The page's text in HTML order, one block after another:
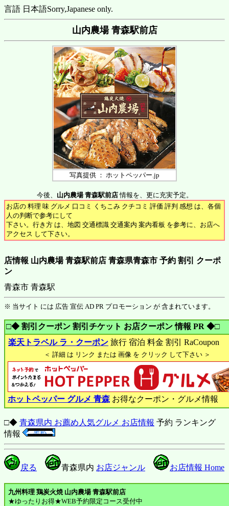
言語 日本語Sorry,Japanese only.
山内農場 青森駅前店
写真提供 ： ホットペッパー.jp
今後、 山内農場 青森駅前店情報を、更に充実予定。
お店の 料理 味 グルメ 口コミ くちこみ クチコミ 評価 評判 感想 は、各個
人の判断で参考にして
下さい。行き方 は、地図 交通標識 交通案内 案内看板 を参考に、お店へ
アクセス して下さい。
店情報 山内農場 青森駅前店 青森県青森市 予約 割引 クーポ
ン
青森市 青森駅
※ 当サイト には 広告 宣伝 AD PR プロモーション が 含まれています。
□◆ 割引クーポン 割引チケット お店クーポン 情報 PR ◆□
楽天トラベル ラ・クーポン 旅行 宿泊 料金 割引 RaCoupon
＜ 詳細 は リンク または 画像 を クリック して下さい ＞
ホットペッパー グルメ 青森お得なクーポン・グルメ情報
□◆ 青森県内 お薦め人気グルメ お店情報 予約 ランキング
情報
戻る 青森県内 お店ジャンル お店情報 Home
九州料理 鶏炭火焼 山内農場 青森駅前店
★ゆったりお得★WEB予約限定コース受付中